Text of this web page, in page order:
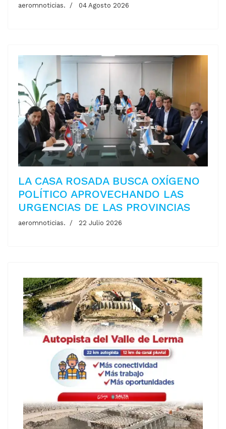
aeromnoticias. 04 Agosto 2026
LA CASA ROSADA BUSCA OXÍGENO
POLÍTICO APROVECHANDO LAS
URGENCIAS DE LAS PROVINCIAS
aeromnoticias. 22 Julio 2026